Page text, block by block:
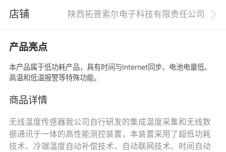
店铺 陕西拓普索尔电子科技有限责任公司
产品亮点
本产品属于低功耗产品，具有时间与Internet同步、电池电量低、
高温和低温报警等特殊功能。
商品详情
无线温度传感器我公司自行研发的集成温度采集和无线数
据通讯于一体的高性能测控装置，本装置采用了超低功耗
技术、冷端温度自动补偿技术、自动联网技术、时间自动